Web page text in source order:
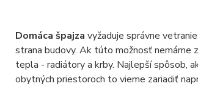
Domáca špajza vyžaduje správne
strana budovy. Ak túto možnosť nemáme
tepla - radiátory a krby. Najlepší spôsob,
obytných priestoroch to vieme zariadiť